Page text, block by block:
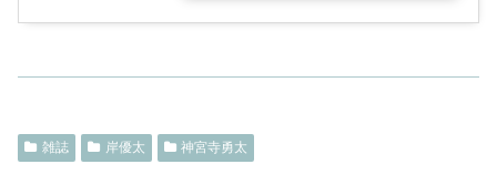
雑誌 岸優太 神宮寺勇太